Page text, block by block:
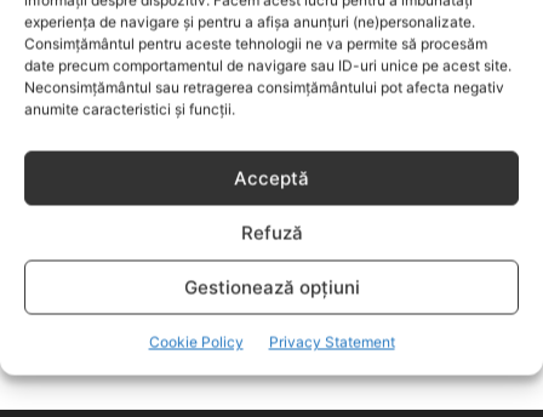
experiența de navigare și pentru a afișa anunțuri (ne)personalizate.
Consimțământul pentru aceste tehnologii ne va permite să procesăm
date precum comportamentul de navigare sau ID-uri unice pe acest site.
Neconsimțământul sau retragerea consimțământului pot afecta negativ
anumite caracteristici și funcții.
Acceptă
Refuză
Gestionează opțiuni
Cookie Policy Privacy Statement
LIFESTYLE
COPII
633
FAMILIA
582
SANATATE COPII
424
DEZVOLTAREA COPILULUI
RETETE
259